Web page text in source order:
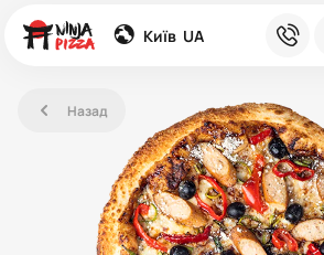
global Київ UA phone
left Назад